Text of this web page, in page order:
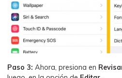
Paso 3: Ahora, presiona en